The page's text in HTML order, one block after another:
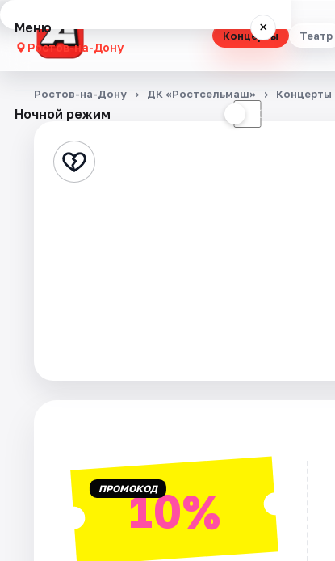
Концерты Театр
Меню ×
Ростов-на-Дону
Концерты
Стендап
Артисты
Ночной режим ☾
Ростов-на-Дону ДК «Ростсельмаш» Концерты
ПРОМОКОД10%